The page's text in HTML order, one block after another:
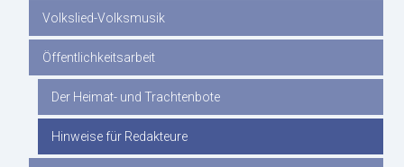
Volkslied-Volksmusik
Öffentlichkeitsarbeit
Der Heimat- und Trachtenbote
Hinweise für Redakteure